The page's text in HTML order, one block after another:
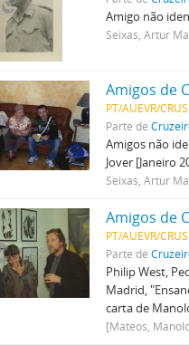
Amigo não
Seixas, Artur
Amigos de
PT/AUEVR/
Parte de
Amigos não
Jover [Janeiro
Seixas, Artur
Amigos de
PT/AUEVR/
Parte de
Philip West,
Madrid,
carta de
[Mateos,